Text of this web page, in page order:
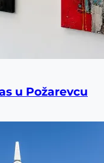
u Požarevcu